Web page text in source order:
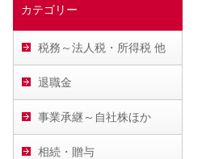
カテゴリー
税務～法人税・所得税 他
退職金
事業承継～自社株ほか
相続・贈与